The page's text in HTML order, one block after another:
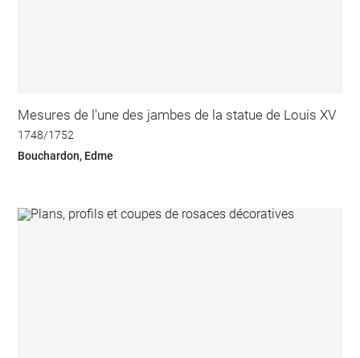
Mesures de l'une des jambes de la statue de Louis XV
1748/1752
Bouchardon, Edme